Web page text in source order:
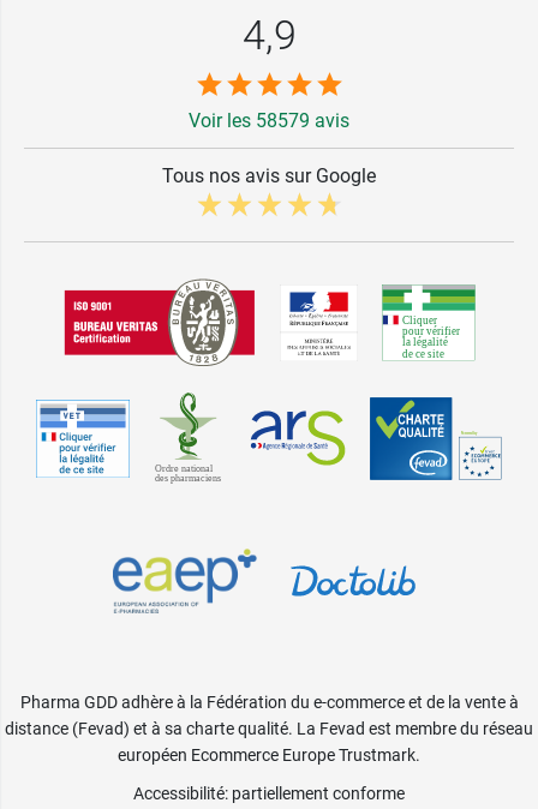
4,9
Voir les 58579 avis
Tous nos avis sur Google
Pharma GDD adhère à la Fédération du e-commerce et de la vente à
distance (Fevad) et à sa charte qualité. La Fevad est membre du réseau
européen Ecommerce Europe Trustmark.
Accessibilité: partiellement conforme